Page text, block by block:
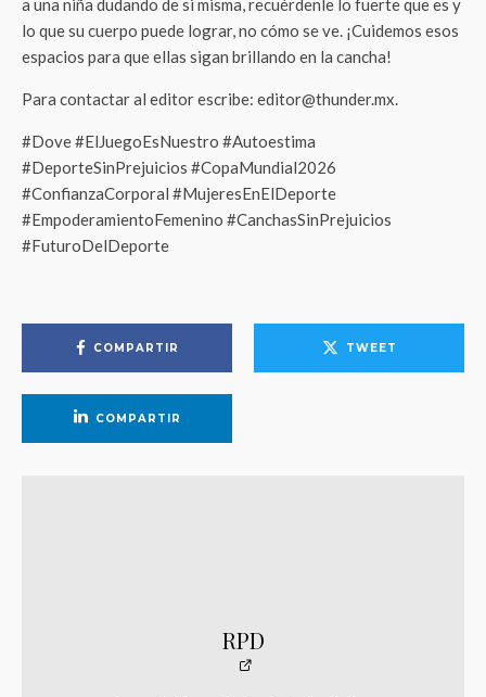
a una niña dudando de si misma, recuérdenle lo fuerte que es y
lo que su cuerpo puede lograr, no cómo se ve. ¡Cuidemos esos
espacios para que ellas sigan brillando en la cancha!
Para contactar al editor escribe: editor@thunder.mx.
#Dove #ElJuegoEsNuestro #Autoestima
#DeporteSinPrejuicios #CopaMundial2026
#ConfianzaCorporal #MujeresEnElDeporte
#EmpoderamientoFemenino #CanchasSinPrejuicios
#FuturoDelDeporte
COMPARTIR TWEET
COMPARTIR
RPD